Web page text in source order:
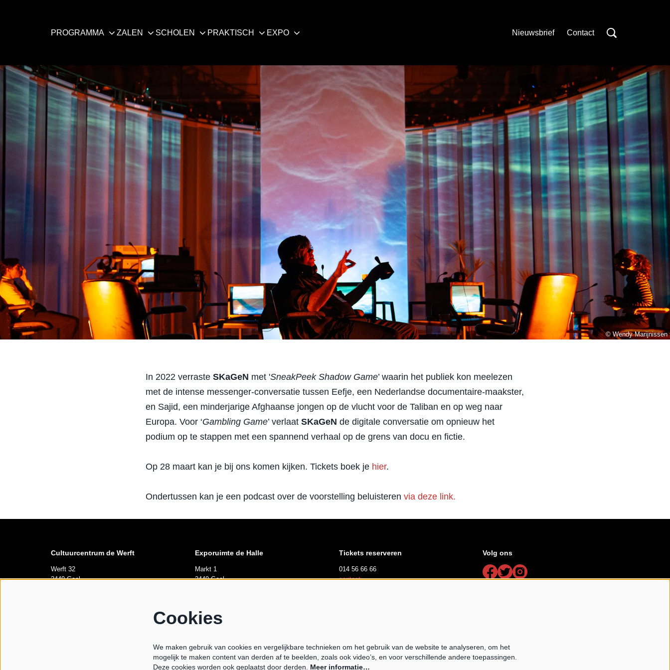
PROGRAMMA ZALEN SCHOLEN PRAKTISCH EXPO Nieuwsbrief Contact
© Wendy Marijnissen
In 2022 verraste SKaGeN met 'SneakPeek Shadow Game’ waarin het publiek kon meelezen
met de intense messenger-conversatie tussen Eefje, een Nederlandse documentaire-maakster,
en Sajid, een minderjarige Afghaanse jongen op de vlucht voor de Taliban en op weg naar
Europa. Voor ‘Gambling Game’ verlaat SKaGeN de digitale conversatie om opnieuw het
podium op te stappen met een spannend verhaal op de grens van docu en fictie.
Op 28 maart kan je bij ons komen kijken. Tickets boek je hier.
Ondertussen kan je een podcast over de voorstelling beluisteren via deze link.
Cultuurcentrum de Werft
Werft 32
2440 Geel
Exporuimte de Halle
Markt 1
2440 Geel
Tijdens lopende expo
Tickets reserveren
014 56 66 66
contact
Volg ons
Cookies
We maken gebruik van cookies en vergelijkbare technieken om het gebruik van de website te analyseren, om het
mogelijk te maken content van derden af te beelden, zoals ook video’s, en voor verschillende andere toepassingen.
Deze cookies worden ook geplaatst door derden. Meer informatie…